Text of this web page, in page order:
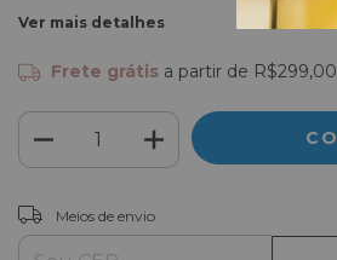
Ver mais detalhes
Frete grátis a partir de R$299,00
Entregas para o CEP:
Meios de envio